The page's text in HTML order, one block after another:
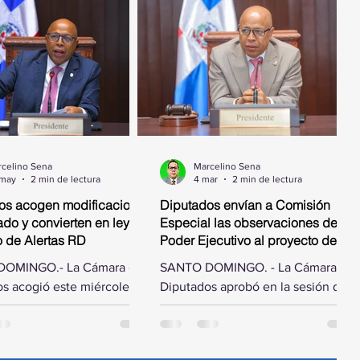
acogen modificaciones
y convierten en ley
de Alertas RD
La Cámara de
acogió este miércoles
hechas por el
la República al proyecto
Sena
2 min de lectura
Diputados envían a Comisión
Especial las observaciones del
Poder Ejecutivo al proyecto de ley
por obras ejecutadas
SANTO DOMINGO. - La Cámara de
Diputados aprobó en la sesión de
este miércoles designar una
comisión especial para estudiar las
Marcelino Sena
4 mar
2 min de lectura